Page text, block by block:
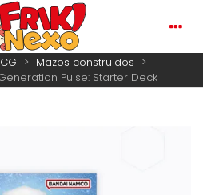
> Mazos construidos >
Pulse: Starter Deck